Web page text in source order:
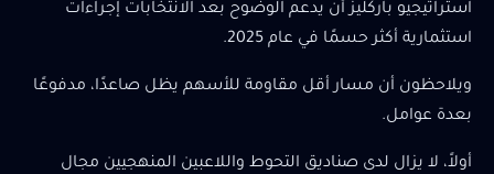
استراتيجيو باركليز أن يدعم الوضوح بعد الانتخابات إجراءات
استثمارية أكثر حسمًا في عام 2025.
ويلاحظون أن مسار أقل مقاومة للأسهم يظل صاعدًا، مدفوعًا
بعدة عوامل.
أولاً، لا يزال لدى صناديق التحوط واللاعبين المنهجيين مجال